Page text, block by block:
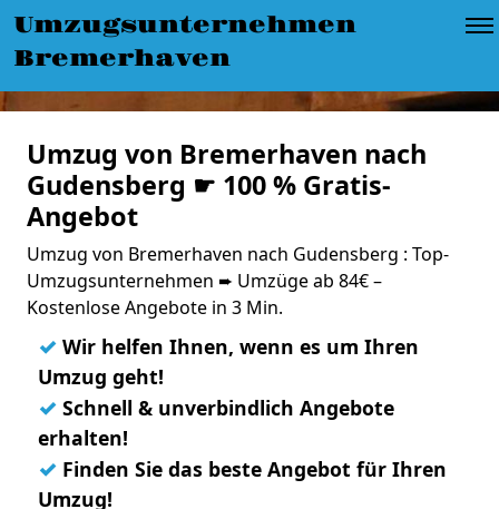
Umzugsunternehmen
Bremerhaven
Umzug von Bremerhaven nach
Gudensberg ☛ 100 % Gratis-
Angebot
Umzug von Bremerhaven nach Gudensberg : Top-
Umzugsunternehmen ➨ Umzüge ab 84€ –
Kostenlose Angebote in 3 Min.
✓ Wir helfen Ihnen, wenn es um Ihren
Umzug geht!
✓ Schnell & unverbindlich Angebote
erhalten!
✓ Finden Sie das beste Angebot für Ihren
Umzug!